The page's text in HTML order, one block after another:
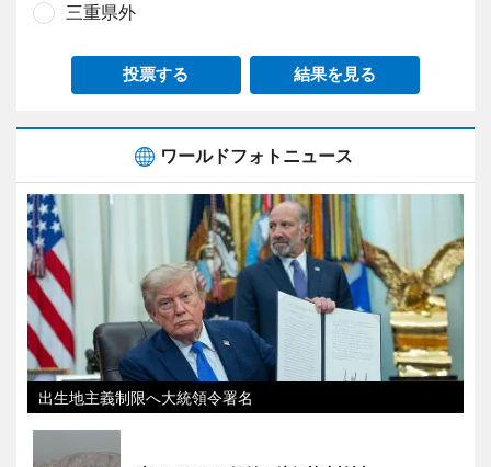
三重県外
投票する 結果を見る
ワールドフォトニュース
出生地主義制限へ大統領令署名